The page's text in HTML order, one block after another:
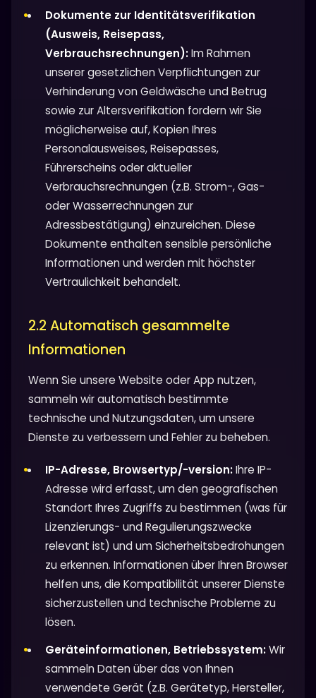
Dokumente zur Identitätsverifikation
(Ausweis, Reisepass,
Verbrauchsrechnungen):Im Rahmen
unserer gesetzlichen Verpflichtungen zur
Verhinderung von Geldwäsche und Betrug
sowie zur Altersverifikation fordern wir Sie
möglicherweise auf, Kopien Ihres
Personalausweises, Reisepasses,
Führerscheins oder aktueller
Verbrauchsrechnungen (z.B. Strom-, Gas-
oder Wasserrechnungen zur
Adressbestätigung) einzureichen. Diese
Dokumente enthalten sensible persönliche
Informationen und werden mit höchster
Vertraulichkeit behandelt.
2.2 Automatisch gesammelte
Informationen
Wenn Sie unsere Website oder App nutzen,
sammeln wir automatisch bestimmte
technische und Nutzungsdaten, um unsere
Dienste zu verbessern und Fehler zu beheben.
IP-Adresse, Browsertyp/-version:Ihre IP-
Adresse wird erfasst, um den geografischen
Standort Ihres Zugriffs zu bestimmen (was für
Lizenzierungs- und Regulierungszwecke
relevant ist) und um Sicherheitsbedrohungen
zu erkennen. Informationen über Ihren Browser
helfen uns, die Kompatibilität unserer Dienste
sicherzustellen und technische Probleme zu
lösen.
Geräteinformationen, Betriebssystem:Wir
sammeln Daten über das von Ihnen
verwendete Gerät (z.B. Gerätetyp, Hersteller,